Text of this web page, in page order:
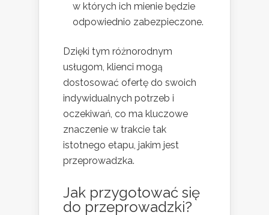
w których ich mienie będzie
odpowiednio zabezpieczone.
Dzięki tym różnorodnym
usługom, klienci mogą
dostosować ofertę do swoich
indywidualnych potrzeb i
oczekiwań, co ma kluczowe
znaczenie w trakcie tak
istotnego etapu, jakim jest
przeprowadzka.
Jak przygotować się
do przeprowadzki?